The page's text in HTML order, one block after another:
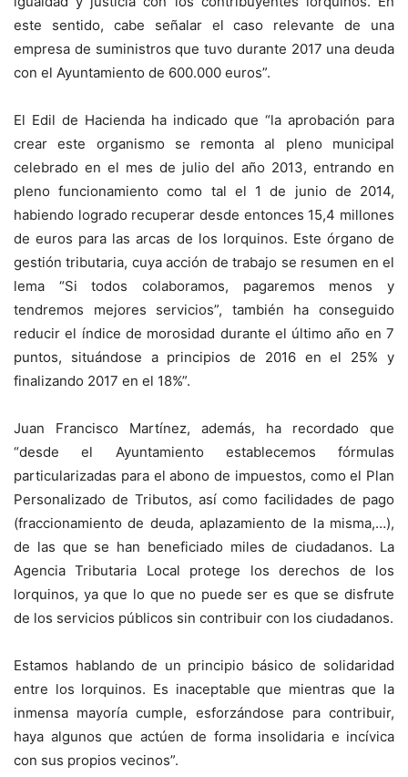
este sentido, cabe señalar el caso relevante de una
empresa de suministros que tuvo durante 2017 una deuda
con el Ayuntamiento de 600.000 euros”.
El Edil de Hacienda ha indicado que “la aprobación para
crear este organismo se remonta al pleno municipal
celebrado en el mes de julio del año 2013, entrando en
pleno funcionamiento como tal el 1 de junio de 2014,
habiendo logrado recuperar desde entonces 15,4 millones
de euros para las arcas de los lorquinos. Este órgano de
gestión tributaria, cuya acción de trabajo se resumen en el
lema “Si todos colaboramos, pagaremos menos y
tendremos mejores servicios”, también ha conseguido
reducir el índice de morosidad durante el último año en 7
puntos, situándose a principios de 2016 en el 25% y
finalizando 2017 en el 18%”.
Juan Francisco Martínez, además, ha recordado que
“desde el Ayuntamiento establecemos fórmulas
particularizadas para el abono de impuestos, como el Plan
Personalizado de Tributos, así como facilidades de pago
(fraccionamiento de deuda, aplazamiento de la misma,…),
de las que se han beneficiado miles de ciudadanos. La
Agencia Tributaria Local protege los derechos de los
lorquinos, ya que lo que no puede ser es que se disfrute
de los servicios públicos sin contribuir con los ciudadanos.
Estamos hablando de un principio básico de solidaridad
entre los lorquinos. Es inaceptable que mientras que la
inmensa mayoría cumple, esforzándose para contribuir,
haya algunos que actúen de forma insolidaria e incívica
con sus propios vecinos”.